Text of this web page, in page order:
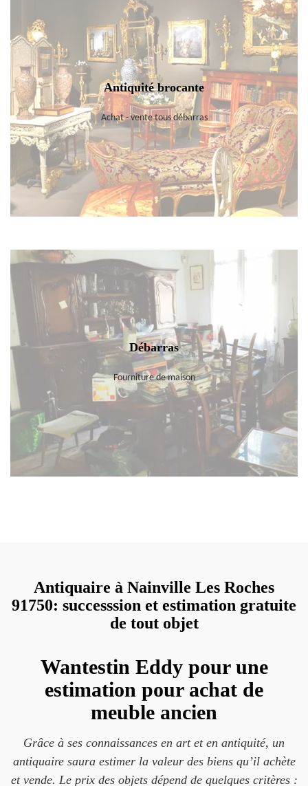
Antiquité brocante
Achat - vente tous débarras
Débarras
Fourniture de maison
Antiquaire à Nainville Les Roches
91750: successsion et estimation gratuite
de tout objet
Wantestin Eddy pour une
estimation pour achat de
meuble ancien
Grâce à ses connaissances en art et en antiquité, un
antiquaire saura estimer la valeur des biens qu’il achète
et vende. Le prix des objets dépend de quelques critères :